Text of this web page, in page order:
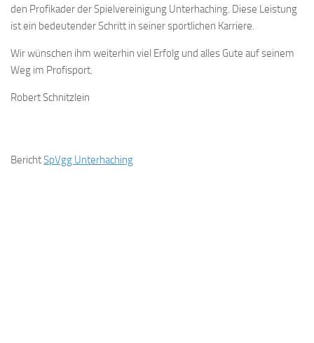
den Profikader der Spielvereinigung Unterhaching. Diese Leistung
ist ein bedeutender Schritt in seiner sportlichen Karriere.
Wir wünschen ihm weiterhin viel Erfolg und alles Gute auf seinem
Weg im Profisport.
Robert Schnitzlein
BerichtSpVgg Unterhaching